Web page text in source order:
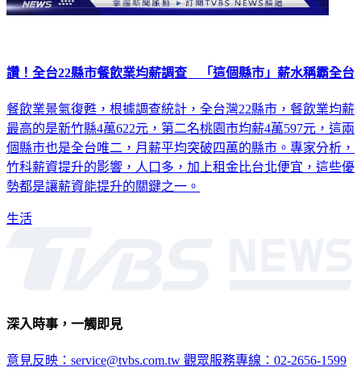
讚！全台22縣市餐飲業均薪調查 「這個縣市」薪水稱霸全台
餐飲業景氣復甦，根據調查統計，全台灣22縣市，餐飲業均薪
最高的是新竹縣4萬622元，第二名桃園市均薪4萬597元，這兩
個縣市也是全台唯二，月薪平均突破四萬的縣市。專家分析，
竹科薪資提升的影響，人口多，加上租金比台北便宜，這些優
勢都是讓薪資能提升的關鍵之一。
生活
深入時事，一觸即見
意見反映：service@tvbs.com.tw 觀眾服務專線：02-2656-1599